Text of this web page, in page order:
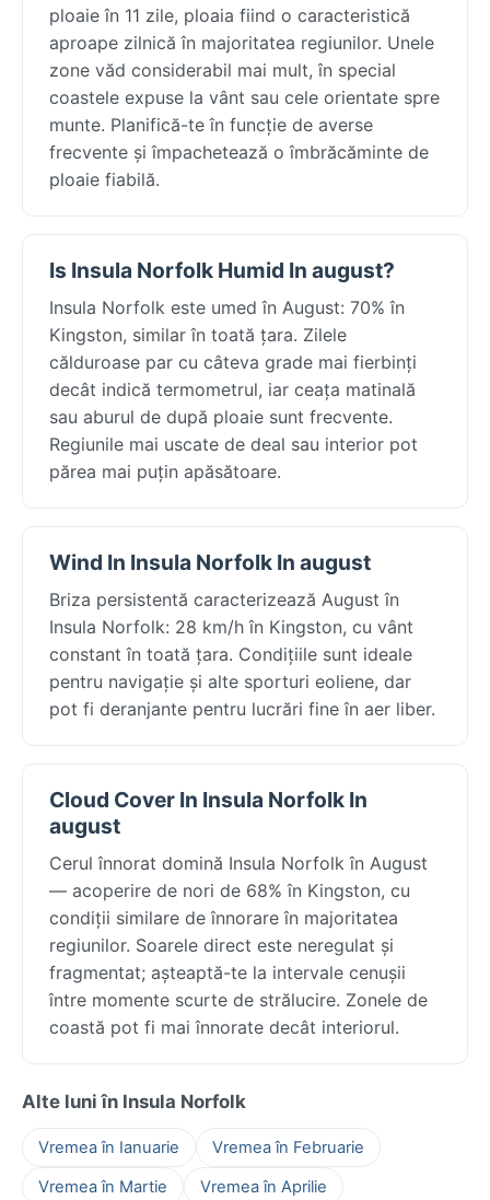
ploaie în 11 zile, ploaia fiind o caracteristică
aproape zilnică în majoritatea regiunilor. Unele
zone văd considerabil mai mult, în special
coastele expuse la vânt sau cele orientate spre
munte. Planifică-te în funcție de averse
frecvente și împachetează o îmbrăcăminte de
ploaie fiabilă.
Is Insula Norfolk Humid In august?
Insula Norfolk este umed în August: 70% în
Kingston, similar în toată țara. Zilele
călduroase par cu câteva grade mai fierbinți
decât indică termometrul, iar ceața matinală
sau aburul de după ploaie sunt frecvente.
Regiunile mai uscate de deal sau interior pot
părea mai puțin apăsătoare.
Wind In Insula Norfolk In august
Briza persistentă caracterizează August în
Insula Norfolk: 28 km/h în Kingston, cu vânt
constant în toată țara. Condițiile sunt ideale
pentru navigație și alte sporturi eoliene, dar
pot fi deranjante pentru lucrări fine în aer liber.
Cloud Cover In Insula Norfolk In
august
Cerul înnorat domină Insula Norfolk în August
— acoperire de nori de 68% în Kingston, cu
condiții similare de înnorare în majoritatea
regiunilor. Soarele direct este neregulat și
fragmentat; așteaptă-te la intervale cenușii
între momente scurte de strălucire. Zonele de
coastă pot fi mai înnorate decât interiorul.
Alte luni în Insula Norfolk
Vremea în Ianuarie
Vremea în Februarie
Vremea în Martie
Vremea în Aprilie